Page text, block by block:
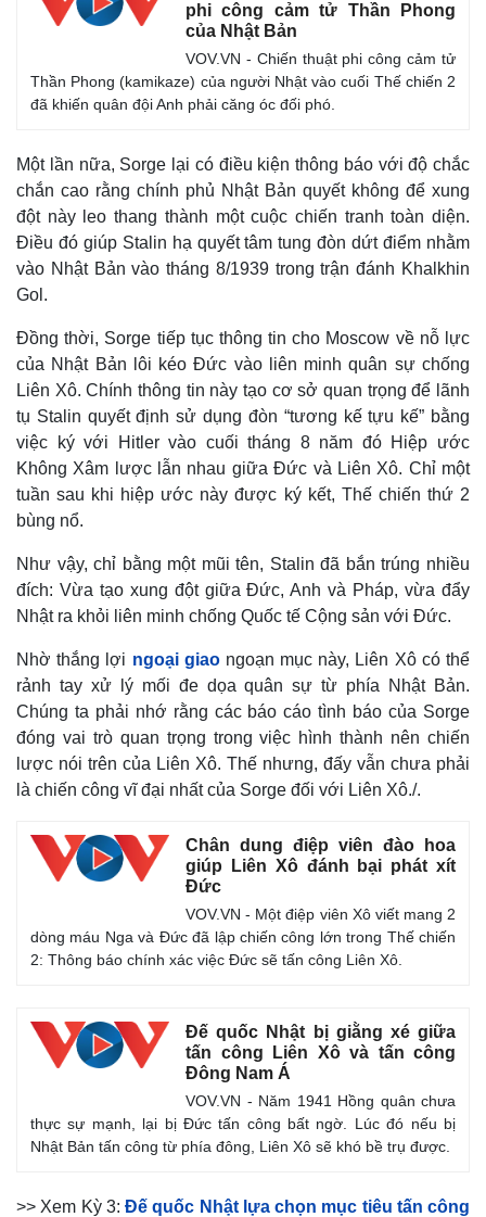
Thể thao
Bóng đá
Lịch thi đấu bóng đá
Thế giới thể thao
eSports
Hậu trường
Ô tô - Xe máy
Ô tô
Xe máy
Tư vấn
phi công cảm tử Thần Phong
của Nhật Bản
VOV.VN - Chiến thuật phi công cảm tử
Thần Phong (kamikaze) của người Nhật vào cuối Thế chiến 2
đã khiến quân đội Anh phải căng óc đối phó.
Một lần nữa, Sorge lại có điều kiện thông báo với độ chắc
chắn cao rằng chính phủ Nhật Bản quyết không để xung
đột này leo thang thành một cuộc chiến tranh toàn diện.
Điều đó giúp Stalin hạ quyết tâm tung đòn dứt điểm nhằm
vào Nhật Bản vào tháng 8/1939 trong trận đánh Khalkhin
Gol.
Đồng thời, Sorge tiếp tục thông tin cho Moscow về nỗ lực
của Nhật Bản lôi kéo Đức vào liên minh quân sự chống
Liên Xô. Chính thông tin này tạo cơ sở quan trọng để lãnh
tụ Stalin quyết định sử dụng đòn “tương kế tựu kế” bằng
việc ký với Hitler vào cuối tháng 8 năm đó Hiệp ước
Không Xâm lược lẫn nhau giữa Đức và Liên Xô. Chỉ một
tuần sau khi hiệp ước này được ký kết, Thế chiến thứ 2
bùng nổ.
Như vậy, chỉ bằng một mũi tên, Stalin đã bắn trúng nhiều
đích: Vừa tạo xung đột giữa Đức, Anh và Pháp, vừa đẩy
Nhật ra khỏi liên minh chống Quốc tế Cộng sản với Đức.
Nhờ thắng lợi ngoại giaongoạn mục này, Liên Xô có thể
rảnh tay xử lý mối đe dọa quân sự từ phía Nhật Bản.
Chúng ta phải nhớ rằng các báo cáo tình báo của Sorge
đóng vai trò quan trọng trong việc hình thành nên chiến
lược nói trên của Liên Xô. Thế nhưng, đấy vẫn chưa phải
là chiến công vĩ đại nhất của Sorge đối với Liên Xô./.
Chân dung điệp viên đào hoa
giúp Liên Xô đánh bại phát xít
Đức
VOV.VN - Một điệp viên Xô viết mang 2
dòng máu Nga và Đức đã lập chiến công lớn trong Thế chiến
2: Thông báo chính xác việc Đức sẽ tấn công Liên Xô.
Đế quốc Nhật bị giằng xé giữa
tấn công Liên Xô và tấn công
Đông Nam Á
VOV.VN - Năm 1941 Hồng quân chưa
thực sự mạnh, lại bị Đức tấn công bất ngờ. Lúc đó nếu bị
Nhật Bản tấn công từ phía đông, Liên Xô sẽ khó bề trụ được.
>> Xem Kỳ 3: Đế quốc Nhật lựa chọn mục tiêu tấn công